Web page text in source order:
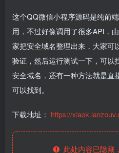
这个QQ微信小程序源码是纯前
用，不过好像调用了很多API，
家把安全域名整理出来，大家可
验证，然后运行测试一下，可以
安全域名，还有一种方法就是直
可以找到。
下载地址： https://
此处内容已隐藏